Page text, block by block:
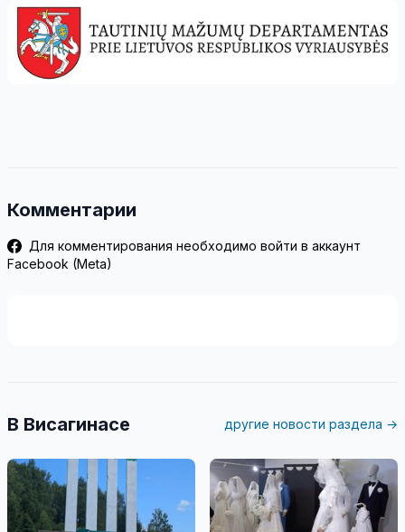
Комментарии
Для комментирования необходимо войти в аккаунт
Facebook (Meta)
В Висагинасе другие новости раздела →